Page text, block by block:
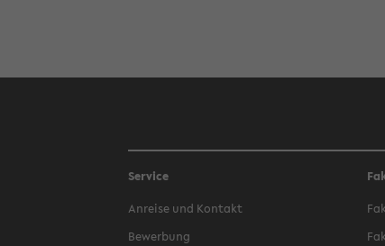
Service
Anreise und Kontakt
Bewerbung